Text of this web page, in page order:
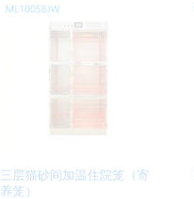
三层猫砂间加温住院笼（寄
养笼）